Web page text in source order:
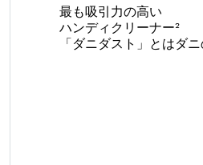
最も吸引力の高い
ハンディクリーナー²
「ダニダスト」とはダ